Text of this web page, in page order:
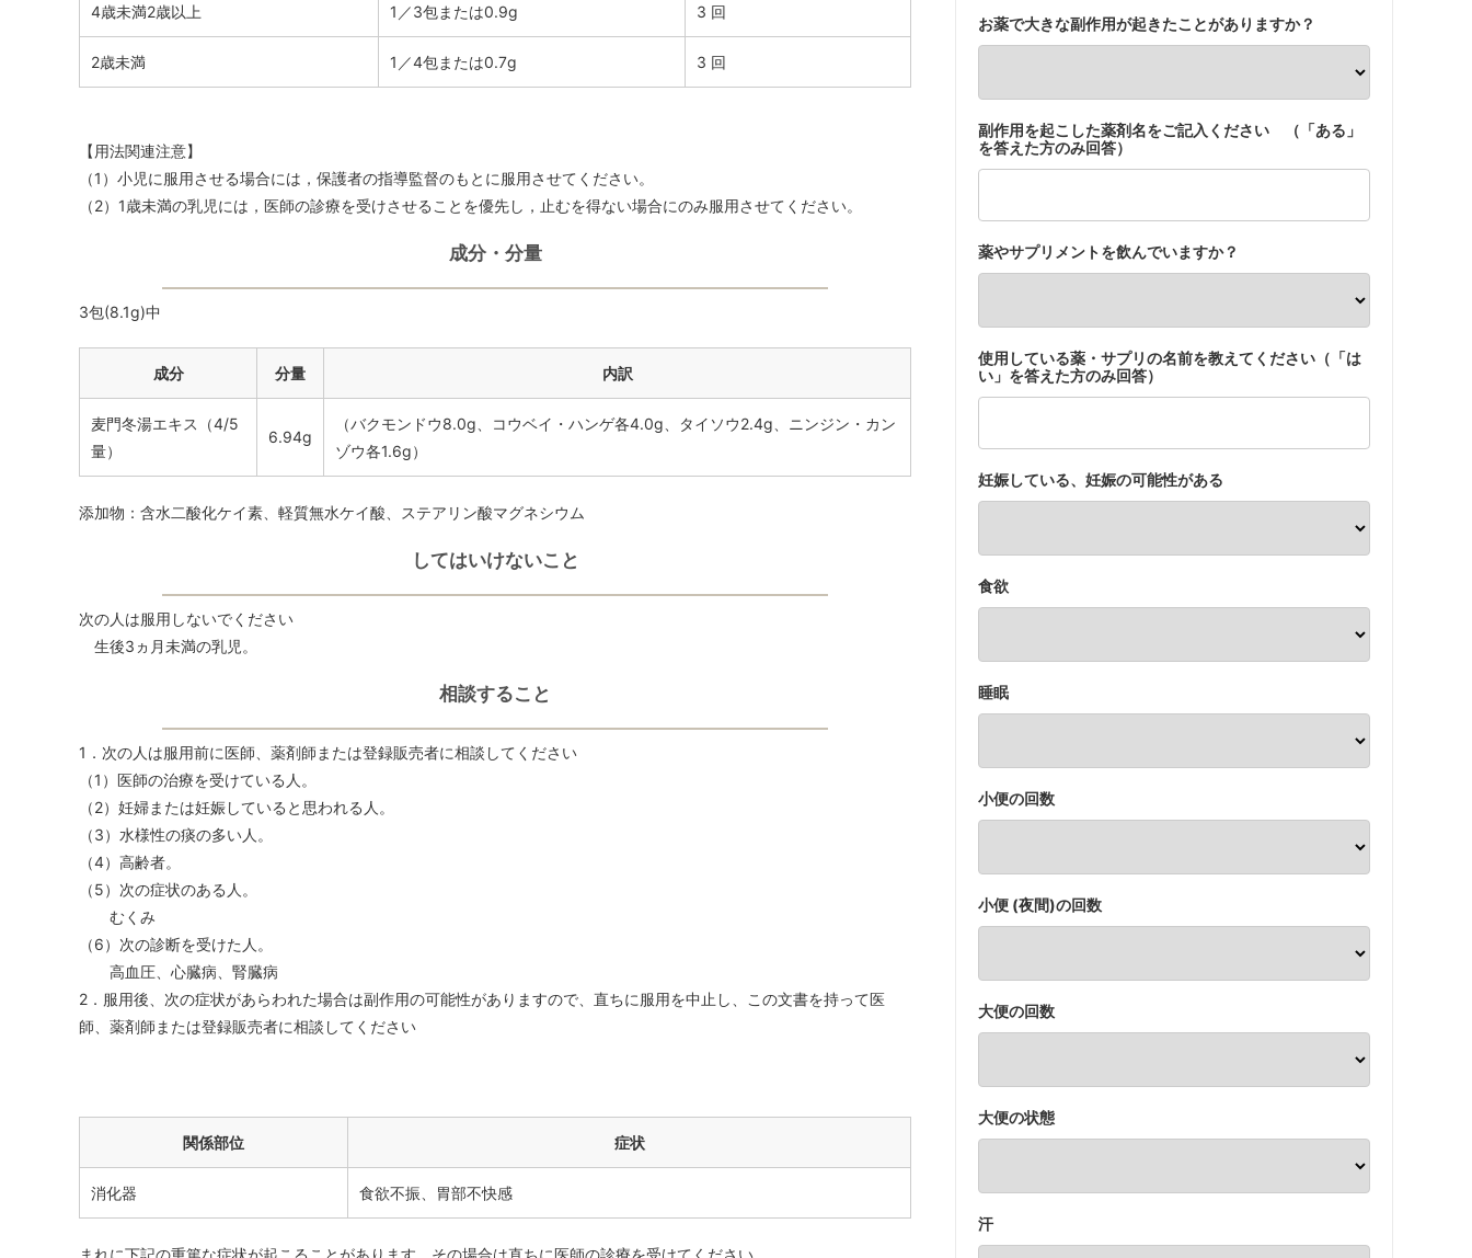
お薬で大きな副作用が起きたことがありますか？
副作用を起こした薬剤名をご記入ください （「ある」
を答えた方のみ回答）
薬やサプリメントを飲んでいますか？
使用している薬・サプリの名前を教えてください（「は
い」を答えた方のみ回答）
妊娠している、妊娠の可能性がある
食欲
睡眠
小便の回数
小便 (夜間)の回数
大便の回数
大便の状態
汗
4歳未満2歳以上 1／3包または0.9g 3 回
2歳未満 1／4包または0.7g 3 回
【用法関連注意】
（1）小児に服用させる場合には，保護者の指導監督のもとに服用させてください。
（2）1歳未満の乳児には，医師の診療を受けさせることを優先し，止むを得ない場合にのみ服用させてください。
成分・分量
3包(8.1g)中
成分 分量 内訳
麦門冬湯エキス（4/5
量）
6.94g
（バクモンドウ8.0g、コウベイ・ハンゲ各4.0g、タイソウ2.4g、ニンジン・カン
ゾウ各1.6g）
添加物：含水二酸化ケイ素、軽質無水ケイ酸、ステアリン酸マグネシウム
してはいけないこと
次の人は服用しないでください
生後3ヵ月未満の乳児。
相談すること
1．次の人は服用前に医師、薬剤師または登録販売者に相談してください
（1）医師の治療を受けている人。
（2）妊婦または妊娠していると思われる人。
（3）水様性の痰の多い人。
（4）高齢者。
（5）次の症状のある人。
むくみ
（6）次の診断を受けた人。
高血圧、心臓病、腎臓病
2．服用後、次の症状があらわれた場合は副作用の可能性がありますので、直ちに服用を中止し、この文書を持って医
師、薬剤師または登録販売者に相談してください
関係部位 症状
消化器 食欲不振、胃部不快感
まれに下記の重篤な症状が起こることがあります。その場合は直ちに医師の診療を受けてください。